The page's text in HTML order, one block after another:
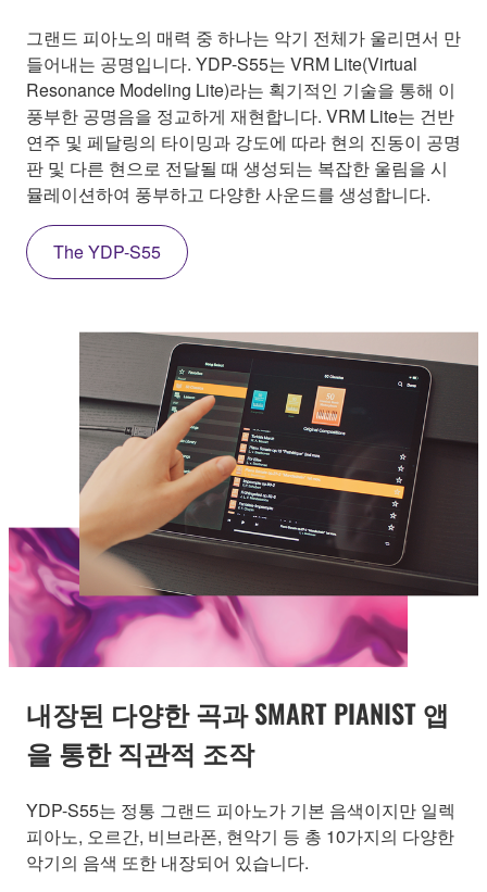
그랜드 피아노의 매력 중 하나는 악기 전체가 울리면서 만
들어내는 공명입니다. YDP-S55는 VRM Lite(Virtual
Resonance Modeling Lite)라는 획기적인 기술을 통해 이
풍부한 공명음을 정교하게 재현합니다. VRM Lite는 건반
연주 및 페달링의 타이밍과 강도에 따라 현의 진동이 공명
판 및 다른 현으로 전달될 때 생성되는 복잡한 울림을 시
뮬레이션하여 풍부하고 다양한 사운드를 생성합니다.
The YDP-S55
내장된 다양한 곡과 SMART PIANIST 앱
을 통한 직관적 조작
YDP-S55는 정통 그랜드 피아노가 기본 음색이지만 일렉
피아노, 오르간, 비브라폰, 현악기 등 총 10가지의 다양한
악기의 음색 또한 내장되어 있습니다.